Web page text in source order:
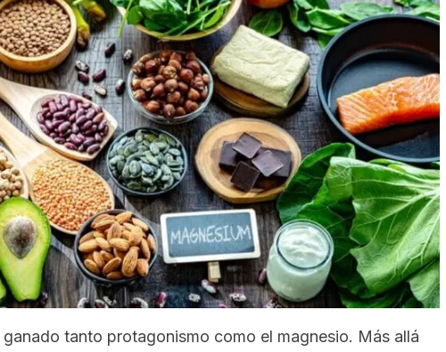
tanto protagonismo como el magnesio. Más allá